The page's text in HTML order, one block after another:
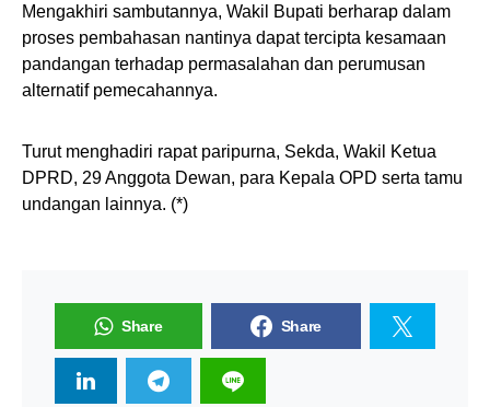
Mengakhiri sambutannya, Wakil Bupati berharap dalam
proses pembahasan nantinya dapat tercipta kesamaan
pandangan terhadap permasalahan dan perumusan
alternatif pemecahannya.
Turut menghadiri rapat paripurna, Sekda, Wakil Ketua
DPRD, 29 Anggota Dewan, para Kepala OPD serta tamu
undangan lainnya. (*)
Share Share